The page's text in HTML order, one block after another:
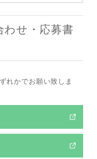
わせ・応募書
れかでお願い致しま